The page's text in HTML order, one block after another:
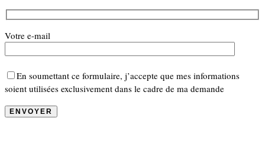
Votre e-mail
En soumettant ce formulaire, j’accepte que mes informations
soient utilisées exclusivement dans le cadre de ma demande